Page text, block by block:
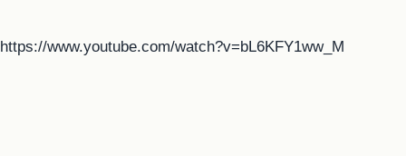
https://www.youtube.com/watch?v=bL6KFY1ww_M